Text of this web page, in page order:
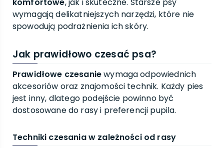
wymagają delikatniejszych narzędzi, które nie
spowodują podrażnienia ich skóry.
Jak prawidłowo czesać psa?
Prawidłowe czesaniewymaga odpowiednich
akcesoriów oraz znajomości technik. Każdy pies
jest inny, dlatego podejście powinno być
dostosowane do rasy i preferencji pupila.
Techniki czesania w zależności od rasy